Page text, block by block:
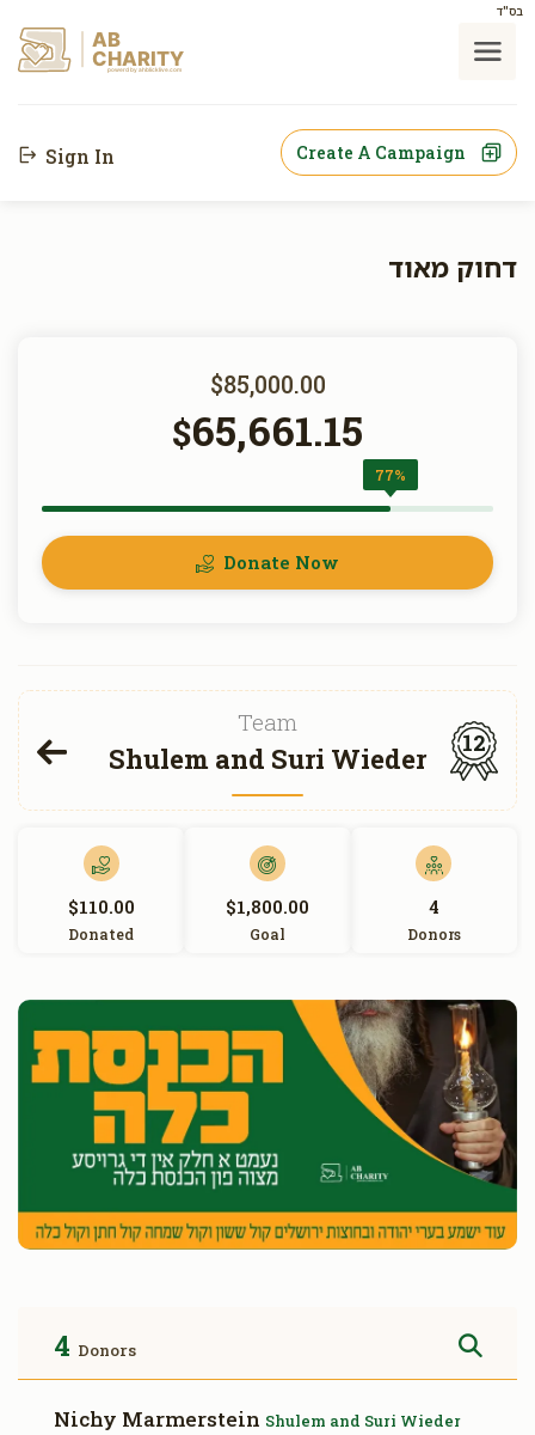
בס"ד
AB
CHARITY
powerd by ahblicklive.com
Sign In Create A Campaign
דחוק מאוד
$85,000.00
$65,661.15
77%
Donate Now
Team
Shulem and Suri Wieder 12
$110.00
Donated
$1,800.00
Goal
4
Donors
4 Donors
Nichy Marmerstein Shulem and Suri Wieder